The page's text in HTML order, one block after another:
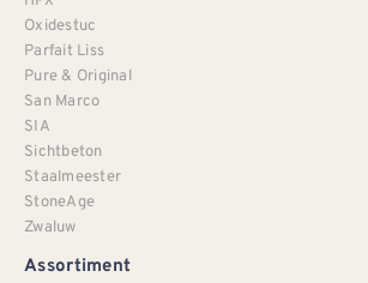
Oxidestuc
Parfait Liss
Pure & Original
San Marco
SIA
Sichtbeton
Staalmeester
StoneAge
Zwaluw
Assortiment